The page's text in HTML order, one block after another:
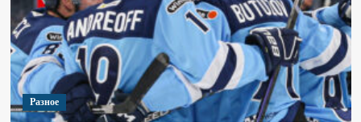
Разное